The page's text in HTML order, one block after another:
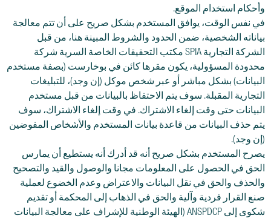
وأحكام استخدام الموقع.
في نفس الوقت، يوافق المستخدم بشكل صريح على أن تتم معالجة
بياناته الشخصية، ضمن الحدود والشروط المبينة هنا، من قبل
الشركة التجارية SPIA مكتب التحقيقات الخاصة السرية شركة
محدودة المسؤولية، يكون مقرها كائن في بوخارست (بصفة مستخدم
البيانات) بشكل مباشر أو عبر شخص موكل (إن وجد)، للتبليغات
التجارية المقبلة. سوف يتم الاحتفاظ بالبيانات من قبل مستخدم
البيانات حتى وقت إلغاء الاشتراك. في وقت إلغاء الاشتراك، سوف
يتم حذف البيانات من قاعدة بيانات المستخدم والأشخاص المفوضين
(إن وجد).
يصرح المستخدم بشكل صريح أنه قد أدرك أنه يستطيع أن يمارس
الحق في الحصول على المعلومات مجانا والوصول والقيد والتصحيح
والحذف والحق في نقل البيانات والاعتراض وعدم الخضوع لعملية
صنع القرار فردية وآلية والحق في الذهاب إلى المحكمة أو تقديم
شكوى إلى ANSPDCP (الهيئة الوطنية للإشراف على معالجة البيانات